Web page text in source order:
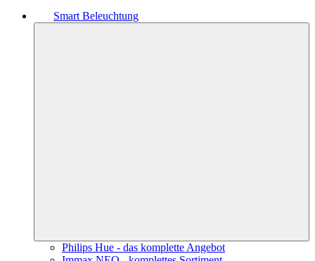
Smart Beleuchtung
Philips Hue - das komplette Angebot